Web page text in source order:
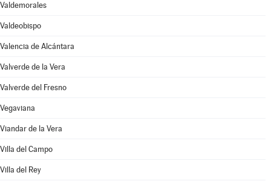
Valdemorales
Valdeobispo
Valencia de Alcántara
Valverde de la Vera
Valverde del Fresno
Vegaviana
Viandar de la Vera
Villa del Campo
Villa del Rey